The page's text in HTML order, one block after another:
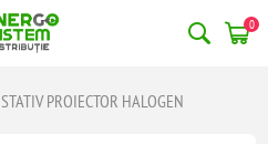
0
STATIV PROIECTOR HALOGEN